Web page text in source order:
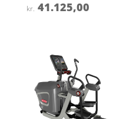
Vurderet
4.9
kr. 41.125,00